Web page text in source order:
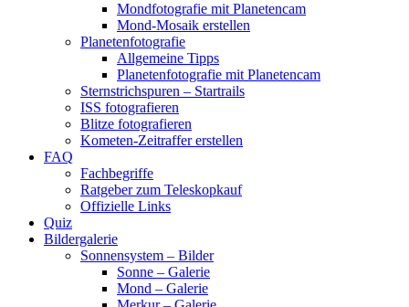
Mondfotografie mit Planetencam
Mond-Mosaik erstellen
Planetenfotografie
Allgemeine Tipps
Planetenfotografie mit Planetencam
Sternstrichspuren – Startrails
ISS fotografieren
Blitze fotografieren
Kometen-Zeitraffer erstellen
FAQ
Fachbegriffe
Ratgeber zum Teleskopkauf
Offizielle Links
Quiz
Bildergalerie
Sonnensystem – Bilder
Sonne – Galerie
Mond – Galerie